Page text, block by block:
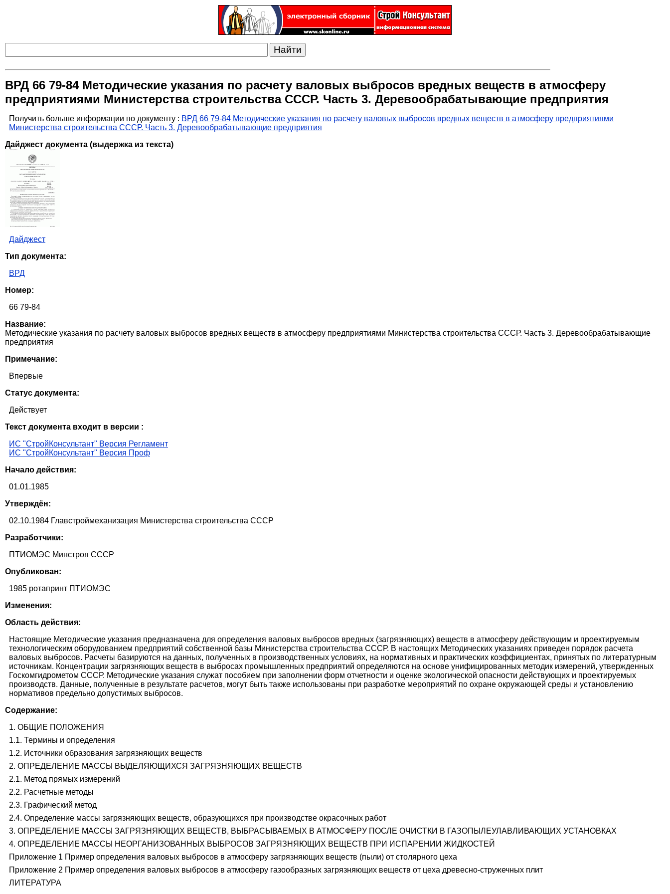
ВРД 66 79-84 Методические указания по расчету валовых выбросов вредных веществ в атмосферу
предприятиями Министерства строительства СССР. Часть 3. Деревообрабатывающие предприятия
Получить больше информации по документу : ВРД 66 79-84 Методические указания по расчету валовых выбросов вредных веществ в атмосферу предприятиями
Министерства строительства СССР. Часть 3. Деревообрабатывающие предприятия
Дайджест документа (выдержка из текста)
Дайджест
Тип документа:
ВРД
Номер:
66 79-84
Название:
Методические указания по расчету валовых выбросов вредных веществ в атмосферу предприятиями Министерства строительства СССР. Часть 3. Деревообрабатывающие
предприятия
Примечание:
Впервые
Статус документа:
Действует
Текст документа входит в версии :
ИС "СтройКонсультант" Версия Регламент
ИС "СтройКонсультант" Версия Проф
Начало действия:
01.01.1985
Утверждён:
02.10.1984 Главстроймеханизация Министерства строительства СССР
Разработчики:
ПТИОМЭС Минстроя СССР
Опубликован:
1985 ротапринт ПТИОМЭС
Изменения:
Область действия:
Настоящие Методические указания предназначена для определения валовых выбросов вредных (загрязняющих) веществ в атмосферу действующим и проектируемым
технологическим оборудованием предприятий собственной базы Министерства строительства СССР. В настоящих Методических указаниях приведен порядок расчета
валовых выбросов. Расчеты базируются на данных, полученных в производственных условиях, на нормативных и практических коэффициентах, принятых по литературным
источникам. Концентрации загрязняющих веществ в выбросах промышленных предприятий определяются на основе унифицированных методик измерений, утвержденных
Госкомгидрометом СССР. Методические указания служат пособием при заполнении форм отчетности и оценке экологической опасности действующих и проектируемых
производств. Данные, полученные в результате расчетов, могут быть также использованы при разработке мероприятий по охране окружающей среды и установлению
нормативов предельно допустимых выбросов.
Содержание:
1. ОБЩИЕ ПОЛОЖЕНИЯ
1.1. Термины и определения
1.2. Источники образования загрязняющих веществ
2. ОПРЕДЕЛЕНИЕ МАССЫ ВЫДЕЛЯЮЩИХСЯ ЗАГРЯЗНЯЮЩИХ ВЕЩЕСТВ
2.1. Метод прямых измерений
2.2. Расчетные методы
2.3. Графический метод
2.4. Определение массы загрязняющих веществ, образующихся при производстве окрасочных работ
3. ОПРЕДЕЛЕНИЕ МАССЫ ЗАГРЯЗНЯЮЩИХ ВЕЩЕСТВ, ВЫБРАСЫВАЕМЫХ В АТМОСФЕРУ ПОСЛЕ ОЧИСТКИ В ГАЗОПЫЛЕУЛАВЛИВАЮЩИХ УСТАНОВКАХ
4. ОПРЕДЕЛЕНИЕ МАССЫ НЕОРГАНИЗОВАННЫХ ВЫБРОСОВ ЗАГРЯЗНЯЮЩИХ ВЕЩЕСТВ ПРИ ИСПАРЕНИИ ЖИДКОСТЕЙ
Приложение 1 Пример определения валовых выбросов в атмосферу загрязняющих веществ (пыли) от столярного цеха
Приложение 2 Пример определения валовых выбросов в атмосферу газообразных загрязняющих веществ от цеха древесно-стружечных плит
ЛИТЕРАТУРА